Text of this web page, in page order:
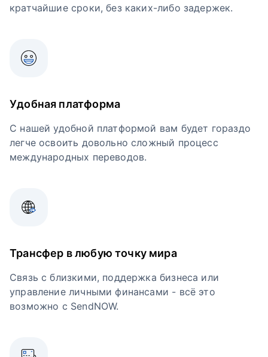
кратчайшие сроки, без каких-либо задержек.
Удобная платформа
С нашей удобной платформой вам будет гораздо
легче освоить довольно сложный процесс
международных переводов.
Трансфер в любую точку мира
Связь с близкими, поддержка бизнеса или
управление личными финансами - всё это
возможно с SendNOW.